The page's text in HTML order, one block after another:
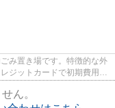
み置き場です。特徴的な外
ジットカードで初期費用を
ん。